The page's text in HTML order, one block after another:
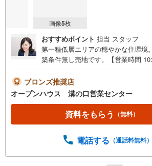
画像5枚
おすすめポイント 担当 スタッフ
第一種低層エリアの穏やかな住環境
築条件無し売地です。【営業時間
お気軽にご連絡ください！現地を見
内・現地を見学する（無料）」ボタ
ご記入いただけますとスムーズにご
地のご案内について・平日や夜遅
能 ※定休日を除く・経験豊富なス
の場所まで送迎します。・チャイル
ブロンズ推奨店
オープンハウス 溝の口営業センター
資料をもらう （無料）
電話する （通話料無料）